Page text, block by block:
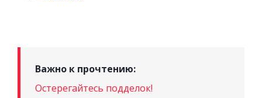
Важно к прочтению:
Остерегайтесь подделок!